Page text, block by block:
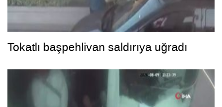
Tokatlı başpehlivan saldırıya uğradı